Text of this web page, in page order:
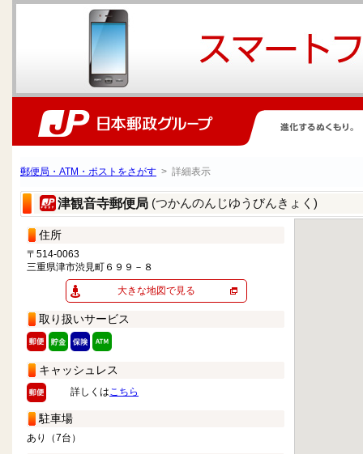
郵便局・ATM・ポストをさがす > 詳細表示
津観音寺郵便局 (つかんのんじゆうびんきょく)
住所
〒514-0063
三重県津市渋見町６９９－８
大きな地図で見る
取り扱いサービス
キャッシュレス
詳しくはこちら
駐車場
あり（7台）